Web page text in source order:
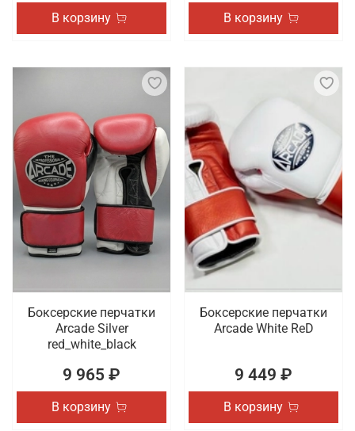
В корзину В корзину
Боксерские перчатки
Arcade Silver
red_white_black
9 965 ₽
В корзину
Боксерские перчатки
Arcade White ReD
9 449 ₽
В корзину